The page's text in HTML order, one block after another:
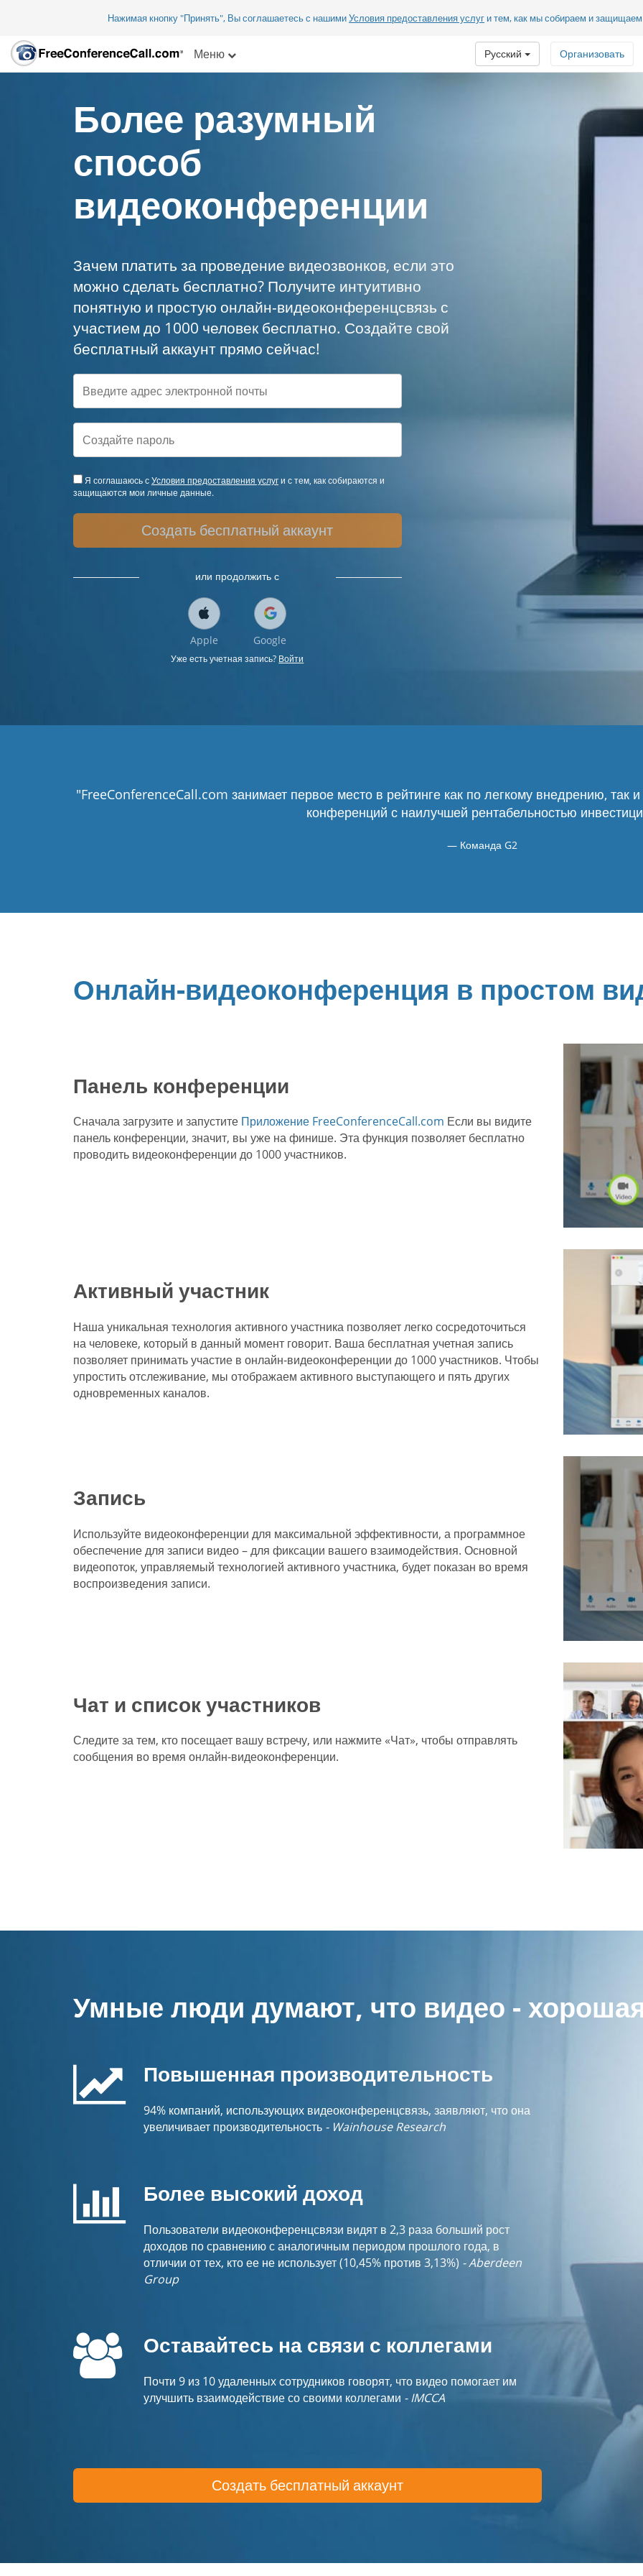
Нажимая кнопку "Принять", Вы соглашаетесь с нашимиУсловия предоставления услуг и тем, как мы собираем и
Меню Организовать
Русский
Более разумный
способ
видеоконференции
Зачем платить за проведение видеозвонков, если это
можно сделать бесплатно? Получите интуитивно
понятную и простую онлайн-видеоконференцсвязь с
участием до 1000 человек бесплатно. Создайте свой
бесплатный аккаунт прямо сейчас!
Я соглашаюсь сУсловия предоставления услуги с тем, как собираются и
защищаются мои личные данные.
Создать бесплатный аккаунт
или продолжить с
Apple Google
Уже есть учетная запись? Войти
"FreeConferenceCall.com занимает первое место в рейтинге как по легкому внедрению,
конференций с наилучшей рентабельностью
Команда G2
Онлайн-видеоконференция в простом
Панель конференции
Сначала загрузите и запустите Приложение FreeConferenceCall.com Если вы видите
панель конференции, значит, вы уже на финише. Эта функция позволяет бесплатно
проводить видеоконференции до 1000 участников.
Активный участник
Наша уникальная технология активного участника позволяет легко сосредоточиться
на человеке, который в данный момент говорит. Ваша бесплатная учетная запись
позволяет принимать участие в онлайн-видеоконференции до 1000 участников. Чтобы
упростить отслеживание, мы отображаем активного выступающего и пять других
одновременных каналов.
Запись
Используйте видеоконференции для максимальной эффективности, а программное
обеспечение для записи видео – для фиксации вашего взаимодействия. Основной
видеопоток, управляемый технологией активного участника, будет показан во время
воспроизведения записи.
Чат и список участников
Следите за тем, кто посещает вашу встречу, или нажмите «Чат», чтобы отправлять
сообщения во время онлайн-видеоконференции.
Умные люди думают, что видео -
Повышенная производительность
94% компаний, использующих видеоконференцсвязь, заявляют, что она
увеличивает производительность - Wainhouse Research
Более высокий доход
Пользователи видеоконференцсвязи видят в 2,3 раза больший рост
доходов по сравнению с аналогичным периодом прошлого года, в
отличии от тех, кто ее не использует (10,45% против 3,13%) - Aberdeen
Group
Оставайтесь на связи с коллегами
Почти 9 из 10 удаленных сотрудников говорят, что видео помогает им
улучшить взаимодействие со своими коллегами - IMCCA
Создать бесплатный аккаунт